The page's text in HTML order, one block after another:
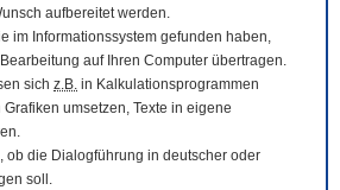
aufbereitet werden.
im Informationssystem gefunden haben,
auf Ihren Computer übertragen.
sich z.B. in Kalkulationsprogrammen
umsetzen, Texte in eigene
ob die Dialogführung in deutscher oder
soll.